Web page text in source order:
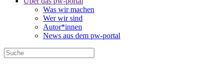
Was wir machen
Wer wir sind
Autor*innen
News aus dem pw-portal